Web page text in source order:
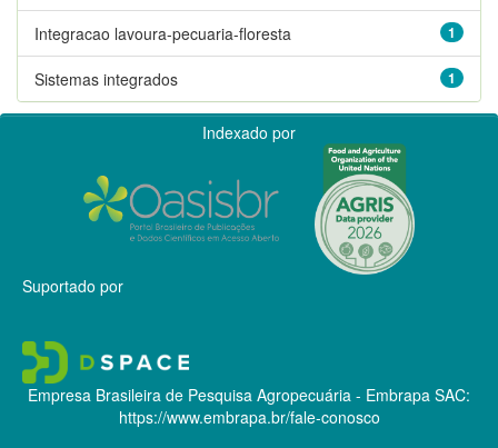
1
Integracao lavoura-pecuaria-floresta
1
Sistemas integrados
Indexado por
Suportado por
Empresa Brasileira de Pesquisa Agropecuária - Embrapa SAC:
https://www.embrapa.br/fale-conosco